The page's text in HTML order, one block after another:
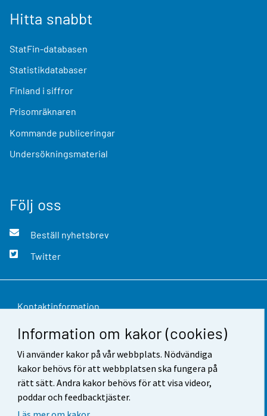
Information om kakor (cookies)
Vi använder kakor på vår webbplats. Nödvändiga
kakor behövs för att webbplatsen ska fungera på
rätt sätt. Andra kakor behövs för att visa videor,
poddar och feedbacktjäster.
Hitta snabbt
StatFin-databasen
Statistikdatabaser
Finland i siffror
Prisomräknaren
Kommande publiceringar
Undersökningsmaterial
Följ oss
Beställ nyhetsbrev
Twitter
Kontaktinformation
Respons
Användarvillkor
Dataskydd
Tillgänglighet